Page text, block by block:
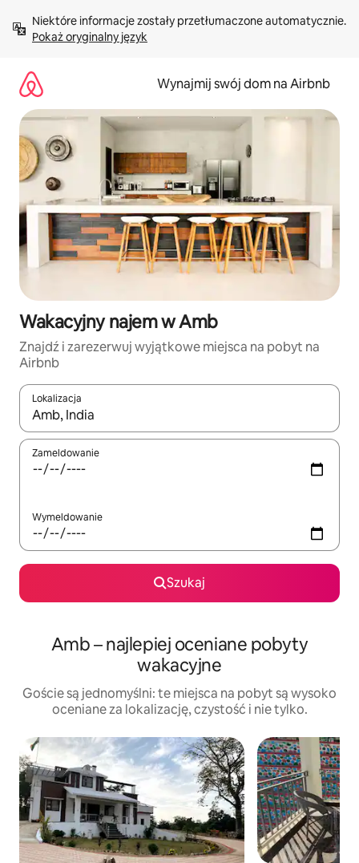
treści Pokaż oryginalny język
Wynajmij swój dom na Airbnb
Wakacyjny najem w Amb
Znajdź i zarezerwuj wyjątkowe miejsca na pobyt na
Airbnb
Lokalizacja
Gdy wyniki będą dostępne, możesz poruszać się po nich za
Zameldowanie
Wymeldowanie
Szukaj
Amb – najlepiej oceniane pobyty
wakacyjne
Goście są jednomyślni: te miejsca na pobyt są wysoko
oceniane za lokalizację, czystość i nie tylko.